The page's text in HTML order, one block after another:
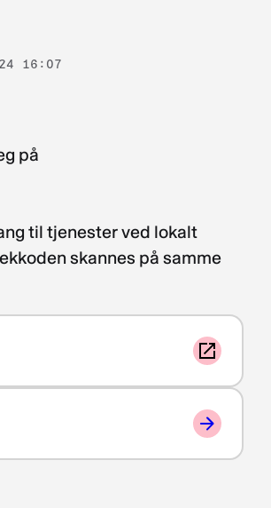
16:07
på
til tjenester ved lokalt
skannes på samme